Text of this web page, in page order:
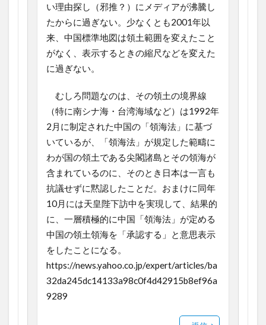
い理由探し（邪推？）にメディアが沸騰し
たからに過ぎない。少なくとも2001年以
来、中国標準地図は領土範囲を変えたこと
がなく、表示するときの縮尺などを変えた
に過ぎない。
むしろ問題なのは、その領土の境界線
（特に南シナ海・台湾海域など）は1992年
2月に制定された中国の「領海法」に基づ
いているが、「領海法」が規定した範疇に
わが国の領土である尖閣諸島とその領海が
含まれているのに、そのとき日本は一言も
抗議せずに黙認したことだ。おまけに同年
10月には天皇陛下訪中を実現して、結果的
に、一層積極的に中国「領海法」が定める
中国の領土領海を「承認する」と意思表示
をしたことになる。
https://news.yahoo.co.jp/expert/articles/ba
32da245dc14133a98c0f4d42915b8ef96a
9289